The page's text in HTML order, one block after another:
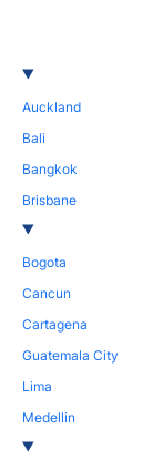
Auckland
Bali
Bangkok
Brisbane
Bogota
Cancun
Cartagena
Guatemala City
Lima
Medellin